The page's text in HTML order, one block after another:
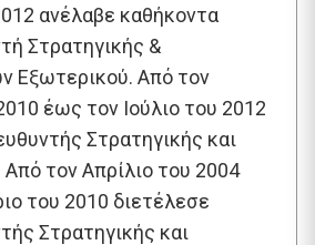
ανέλαβε καθήκοντα
Στρατηγικής &
Εξωτερικού. Από τον
έως τον Ιούλιο του 2012
Στρατηγικής και
τον Απρίλιο του 2004
του 2010 διετέλεσε
Στρατηγικής και